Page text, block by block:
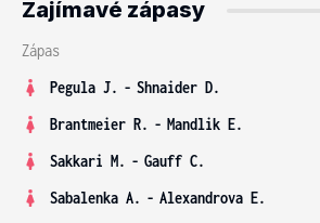
Zajímavé zápasy
Zápas
Pegula J. - Shnaider D.
Brantmeier R. - Mandlik E.
Sakkari M. - Gauff C.
Sabalenka A. - Alexandrova E.